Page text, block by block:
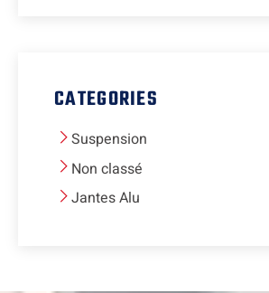
CATEGORIES
Suspension
Non classé
Jantes Alu